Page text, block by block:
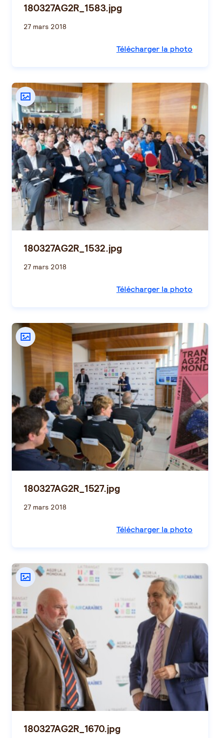
180327AG2R_1583.jpg
27 mars 2018
Télécharger la photo
180327AG2R_1532.jpg
27 mars 2018
Télécharger la photo
180327AG2R_1527.jpg
27 mars 2018
Télécharger la photo
180327AG2R_1670.jpg